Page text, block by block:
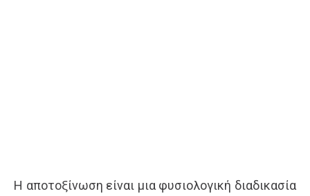
Η αποτοξίνωση είναι μια φυσιολογική διαδικασία